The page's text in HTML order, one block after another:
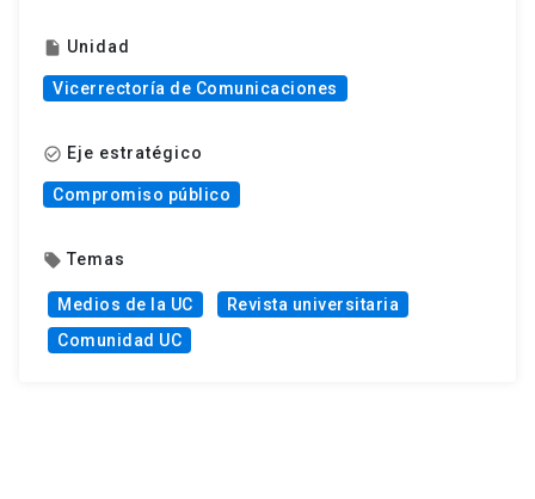
insert_drive_file Unidad
Vicerrectoría de Comunicaciones
check_circle_outline Eje estratégico
Compromiso público
local_offer Temas
Medios de la UC
Revista universitaria
Comunidad UC